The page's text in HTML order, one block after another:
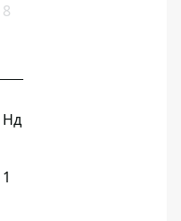
8
Нд
1